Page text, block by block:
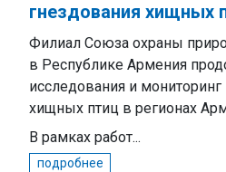
гнездования хищных
Филиал Союза охраны
в Республике Армения
исследования и
хищных птиц в регионах
В рамках работ...
подробнее